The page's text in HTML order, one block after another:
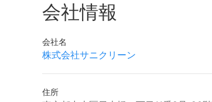
会社情報
会社名
株式会社サニクリーン
住所